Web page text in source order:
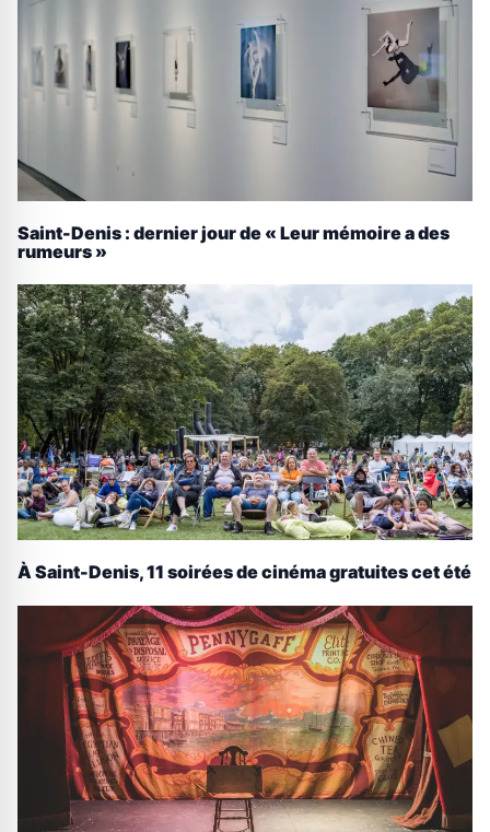
Saint-Denis : dernier jour de « Leur mémoire a des
rumeurs »
À Saint-Denis, 11 soirées de cinéma gratuites cet été